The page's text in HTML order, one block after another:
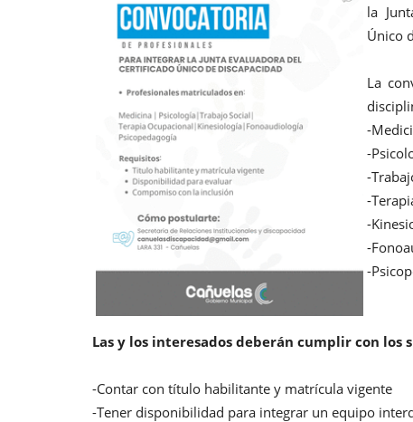
la
Único
La
-
-
-
-
-
-
-
Las y los interesados deberán cumplir con los
-Contar con título habilitante y matrícula vigente
-Tener disponibilidad para integrar un equipo
pirotecnia
Municipales
Tareas de limpieza en bocas
tormenta en todo Cañuelas
Abr 19, 2024 0 1891